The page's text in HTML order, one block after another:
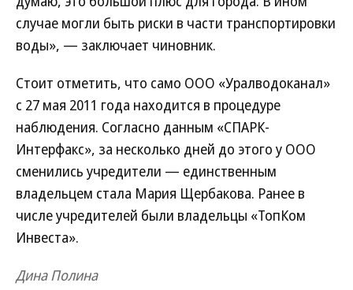
случае могли быть риски в части транспортировки
воды», — заключает чиновник.
Стоит отметить, что само ООО «Уралводоканал»
с 27 мая 2011 года находится в процедуре
наблюдения. Согласно данным «СПАРК-
Интерфакс», за несколько дней до этого у ООО
сменились учредители — единственным
владельцем стала Мария Щербакова. Ранее в
числе учредителей были владельцы «ТопКом
Инвеста».
Дина Полина